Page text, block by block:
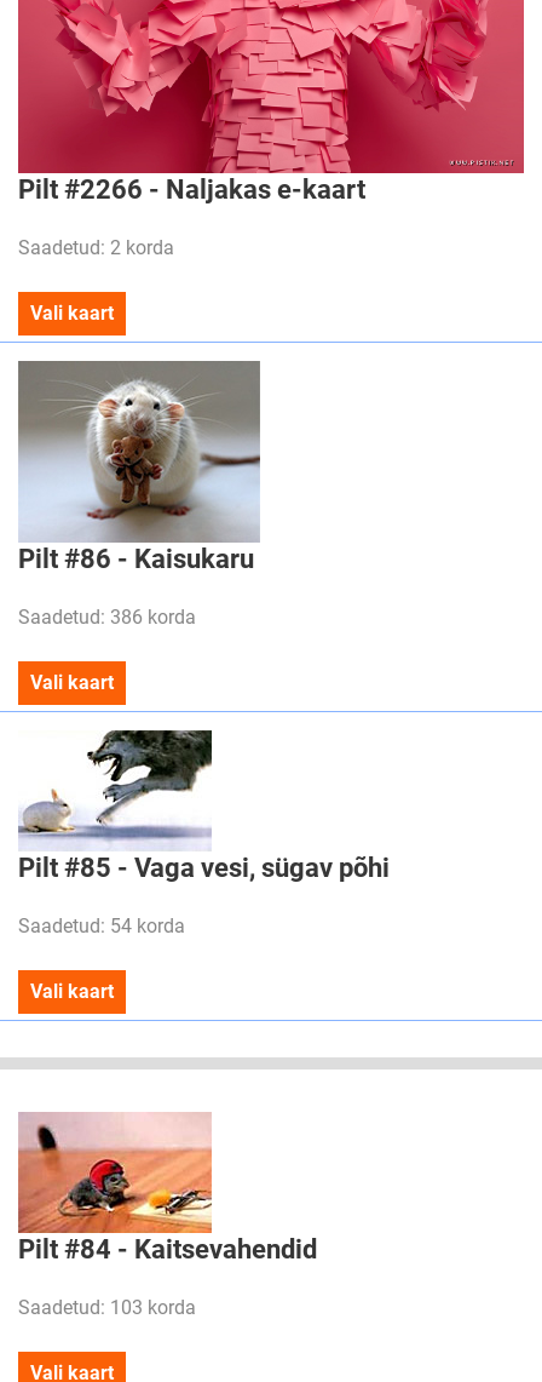
Pilt #2266 - Naljakas e-kaart
Saadetud: 2 korda
Vali kaart
Pilt #86 - Kaisukaru
Saadetud: 386 korda
Vali kaart
Pilt #85 - Vaga vesi, sügav põhi
Saadetud: 54 korda
Vali kaart
Pilt #84 - Kaitsevahendid
Saadetud: 103 korda
Vali kaart